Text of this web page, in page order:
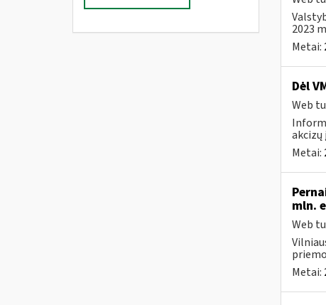
2023
Metai:
Dėl
Web
akcizų
Metai:
mln.
Web
Metai: